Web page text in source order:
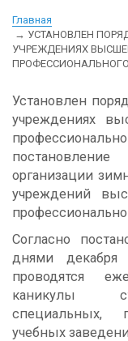
Главная
УСТАНОВЛЕН
УЧРЕЖДЕНИЯХ
Установлен
учреждениях
организации
учреждений
Согласно
днями
проводятся
каникулы
специальных,
учебных